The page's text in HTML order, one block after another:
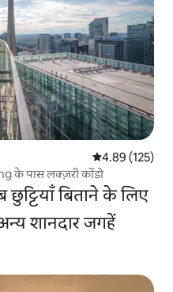
औसत रेटिंग 5 में से
4.89 (125)
के पास लक्ज़री कोंडो
बिताने के लिए
शानदार जगहें